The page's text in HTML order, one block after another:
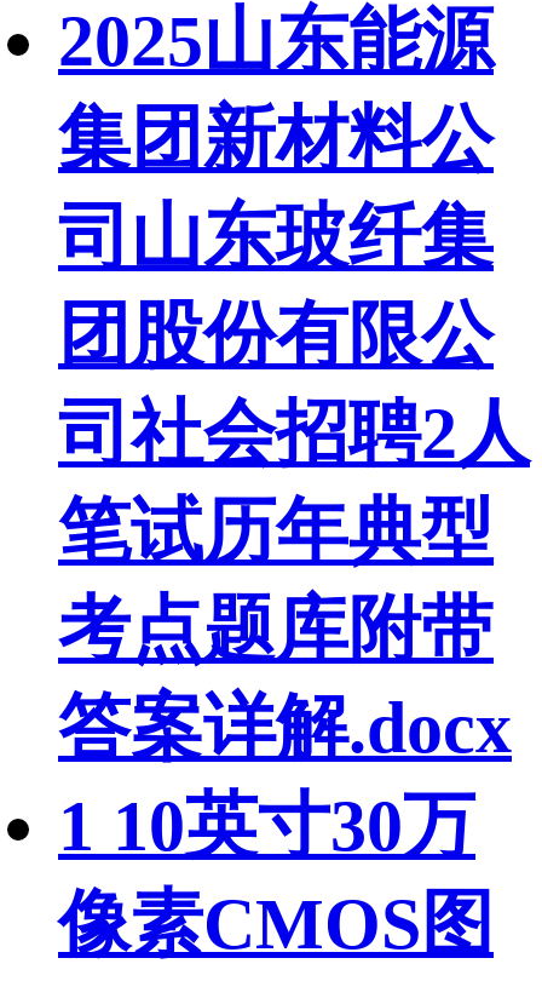
2025山东能源
集团新材料公
司山东玻纤集
团股份有限公
司社会招聘2人
笔试历年典型
考点题库附带
答案详解.docx
1 10英寸30万
像素CMOS图